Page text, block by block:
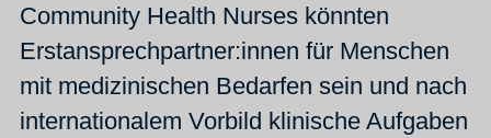
Community Health Nurses könnten
Erstansprechpartner:innen für Menschen
mit medizinischen Bedarfen sein und nach
internationalem Vorbild klinische Aufgaben